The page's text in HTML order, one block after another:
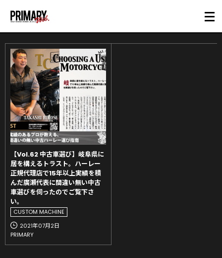
【Vol.62 中古車選び】岐阜県に
居を構えるトラスト。ハーレー
正規代理店で15年以上実績を積
んだ廣瀬代表に間違い無い中古
車選びを伺ったのでご覧下さ
い。
CUSTOM MACHINE
2021年07月2日
PRIMARY